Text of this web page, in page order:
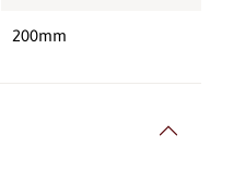
200mm